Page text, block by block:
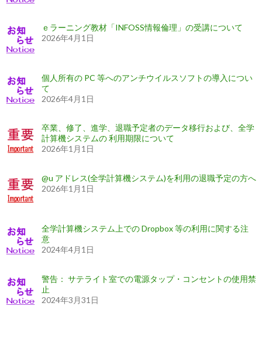
ｅラーニング教材「INFOSS情報倫理」の受講について
2026年4月1日
個人所有の PC 等へのアンチウイルスソフトの導入につい
て
2026年4月1日
卒業、修了、進学、退職予定者のデータ移行および、全学
計算機システムの 利用期限について
2026年1月1日
@u アドレス(全学計算機システム)を利用の退職予定の方へ
2026年1月1日
全学計算機システム上での Dropbox 等の利用に関する注
意
2024年4月1日
警告： サテライト室での電源タップ・コンセントの使用禁
止
2024年3月31日